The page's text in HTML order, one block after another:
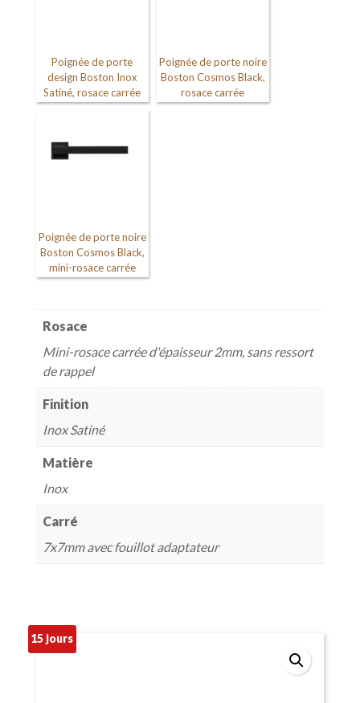
Poignée de porte
design Boston Inox
Satiné, rosace carrée
Poignée de porte noire
Boston Cosmos Black,
rosace carrée
Poignée de porte noire
Boston Cosmos Black,
mini-rosace carrée
Rosace
Mini-rosace carrée d'épaisseur 2mm, sans ressort
de rappel
Finition
Inox Satiné
Matière
Inox
Carré
7x7mm avec fouillot adaptateur
15 jours